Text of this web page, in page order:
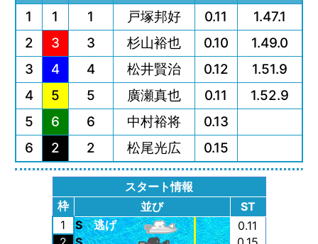
1
1 1 戸塚邦好 0.11
1.47.1
2
3 3 杉山裕也 0.10
1.49.0
3
4 4 松井賢治 0.12
1.51.9
4
5 5 廣瀬真也 0.11
1.52.9
5
6 6 中村裕将
0.13
6
2 2 松尾光広 0.15
スタート情報
枠
並び
ST
1
S 逃げ
0.11